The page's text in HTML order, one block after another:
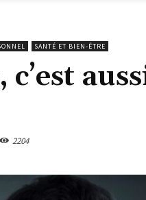
SANTÉ ET BIEN-ÊTRE
2204